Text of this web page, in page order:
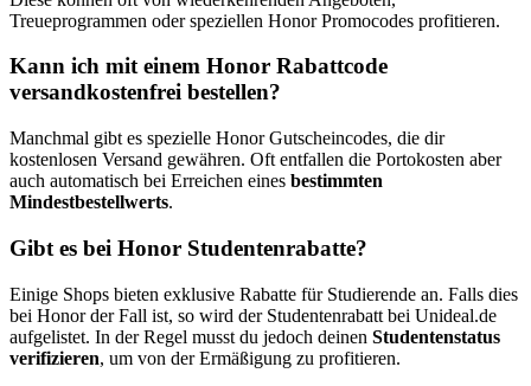
Treueprogrammen oder speziellen Honor Promocodes profitieren.
Kann ich mit einem Honor Rabattcode
versandkostenfrei bestellen?
Manchmal gibt es spezielle Honor Gutscheincodes, die dir
kostenlosen Versand gewähren. Oft entfallen die Portokosten aber
auch automatisch bei Erreichen eines bestimmten
Mindestbestellwerts.
Gibt es bei Honor Studentenrabatte?
Einige Shops bieten exklusive Rabatte für Studierende an. Falls dies
bei Honor der Fall ist, so wird der Studentenrabatt bei Unideal.de
aufgelistet. In der Regel musst du jedoch deinen Studentenstatus
verifizieren, um von der Ermäßigung zu profitieren.